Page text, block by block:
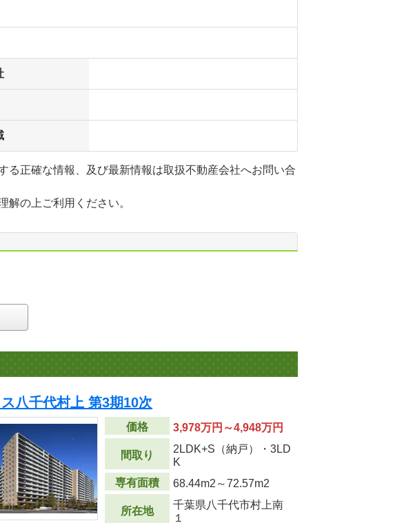
る正確な情報、及び最新情報は取扱不動産会社へお問い合
の上ご利用ください。
八千代村上 第3期10次
価格 3,978万円～4,948万円
間取り
2LDK+S（納戸）・3LD
K
専有面積
68.44m2 ～72.57m2
所在地
千葉県八千代市村上南
１